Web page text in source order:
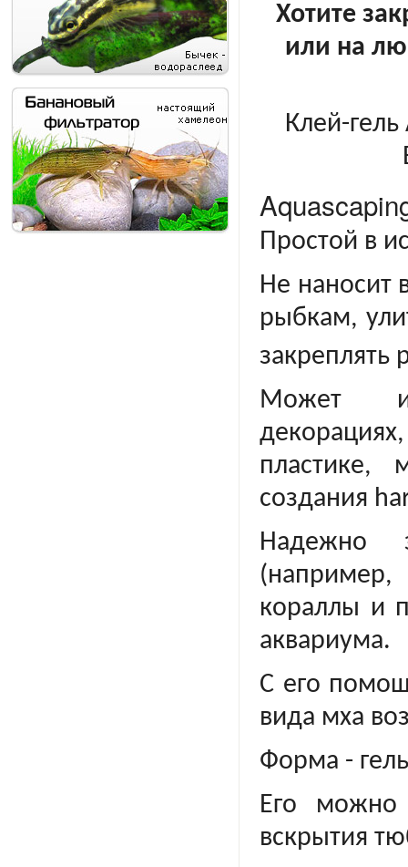
Хотите
или на
Клей-
Простой в
Не наносит
рыбкам,
закреплять
Может
пластике,
создания
Надежно
кораллы и
аквариума.
С его
вида мха
Форма -
Его можно
вскрытия